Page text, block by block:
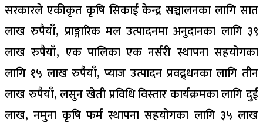
सरकारले एकीकृत कृषि सिकाई केन्द्र सञ्चालनका लागि सात
लाख रुपैयाँ, प्राङ्गारिक मल उत्पादनमा अनुदानका लागि ३९
लाख रुपैयाँ, एक पालिका एक नर्सरी स्थापना सहयोगका
लागि १५ लाख रुपैयाँ, प्याज उत्पादन प्रवद्र्धनका लागि तीन
लाख रुपैयाँ, लसुन खेती प्रविधि विस्तार कार्यक्रमका लागि दुई
लाख, नमुना कृषि फर्म स्थापना सहयोगका लागि ३५ लाख